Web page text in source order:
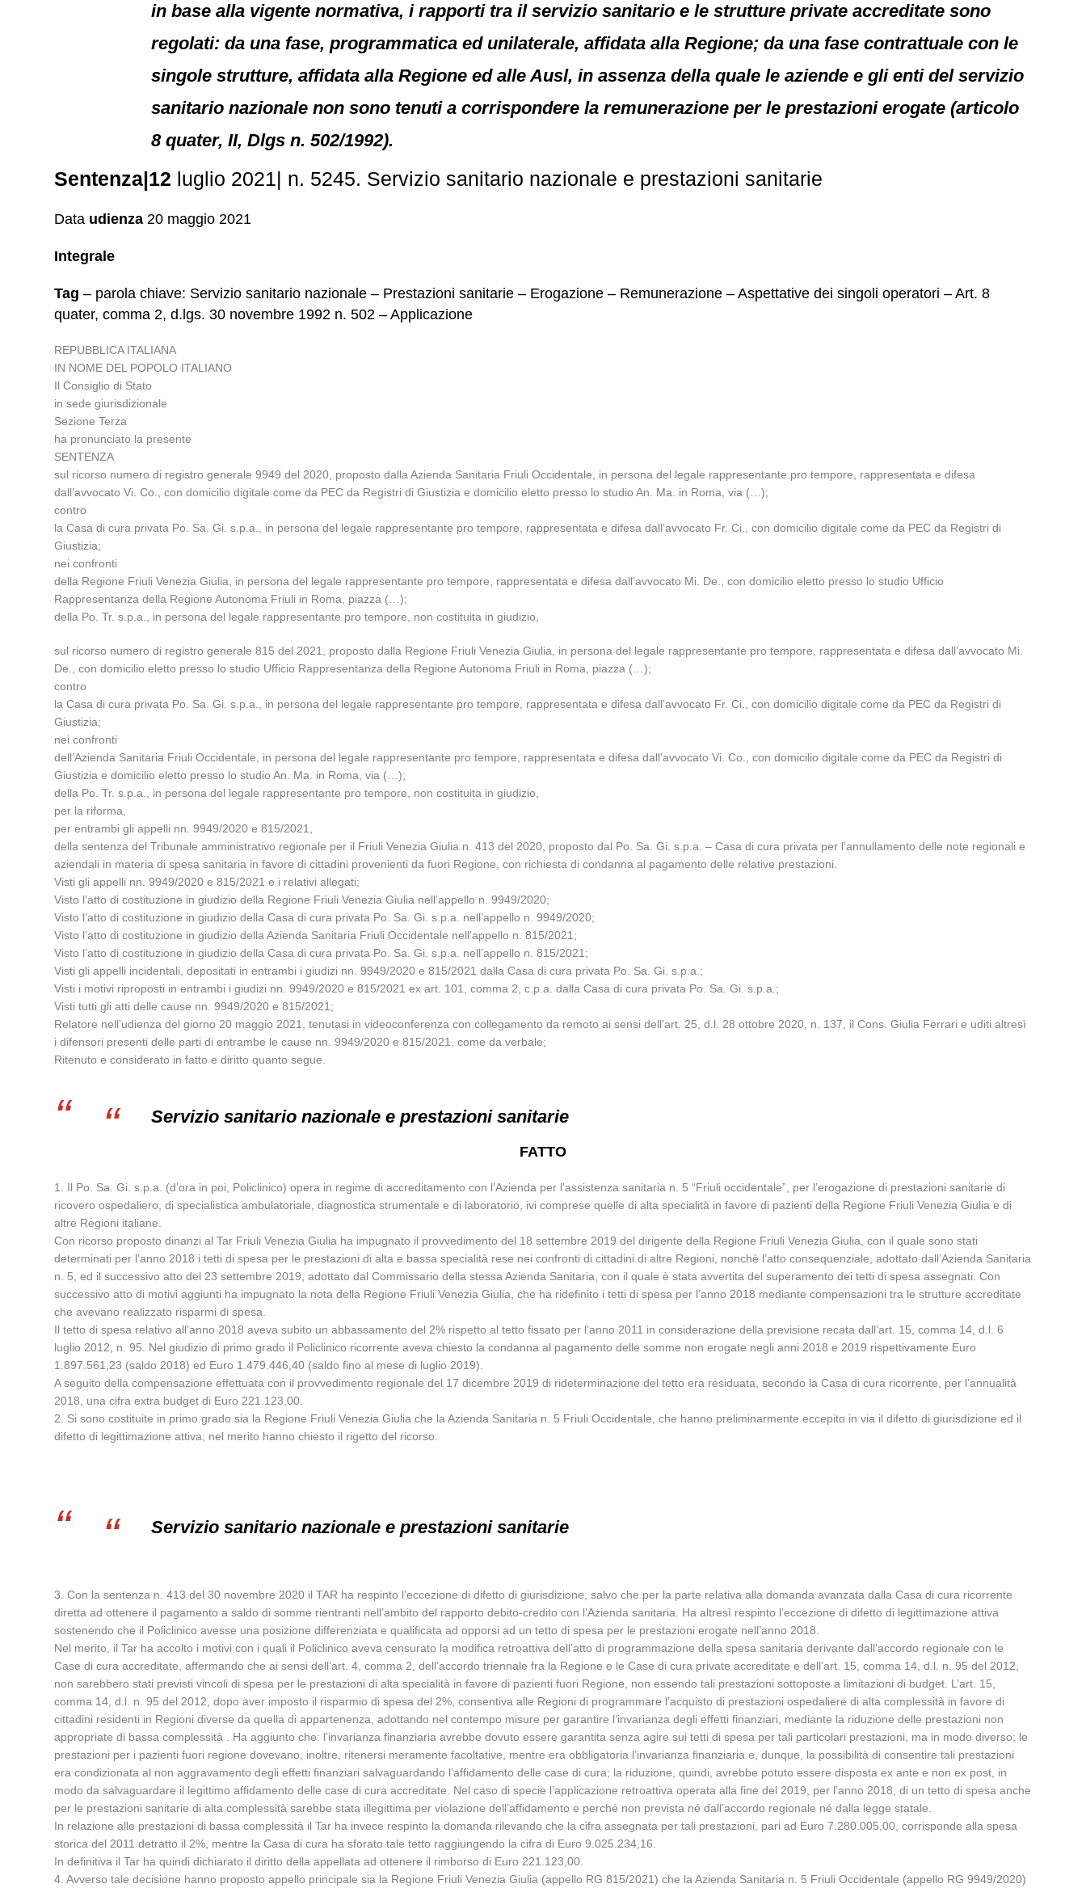
in base alla vigente normativa, i rapporti tra il servizio sanitario e le strutture private accreditate sono
regolati: da una fase, programmatica ed unilaterale, affidata alla Regione; da una fase contrattuale con le
singole strutture, affidata alla Regione ed alle Ausl, in assenza della quale le aziende e gli enti del servizio
sanitario nazionale non sono tenuti a corrispondere la remunerazione per le prestazioni erogate (articolo
8 quater, II, Dlgs n. 502/1992).
Sentenza|12 luglio 2021| n. 5245. Servizio sanitario nazionale e prestazioni sanitarie
Data udienza 20 maggio 2021
Integrale
Tag – parola chiave: Servizio sanitario nazionale – Prestazioni sanitarie – Erogazione – Remunerazione – Aspettative dei singoli operatori – Art. 8
quater, comma 2, d.lgs. 30 novembre 1992 n. 502 – Applicazione
REPUBBLICA ITALIANA
IN NOME DEL POPOLO ITALIANO
Il Consiglio di Stato
in sede giurisdizionale
Sezione Terza
ha pronunciato la presente
SENTENZA
sul ricorso numero di registro generale 9949 del 2020, proposto dalla Azienda Sanitaria Friuli Occidentale, in persona del legale rappresentante pro tempore, rappresentata e difesa
dall’avvocato Vi. Co., con domicilio digitale come da PEC da Registri di Giustizia e domicilio eletto presso lo studio An. Ma. in Roma, via (…);
contro
la Casa di cura privata Po. Sa. Gi. s.p.a., in persona del legale rappresentante pro tempore, rappresentata e difesa dall’avvocato Fr. Ci., con domicilio digitale come da PEC da Registri di
Giustizia;
nei confronti
della Regione Friuli Venezia Giulia, in persona del legale rappresentante pro tempore, rappresentata e difesa dall’avvocato Mi. De., con domicilio eletto presso lo studio Ufficio
Rappresentanza della Regione Autonoma Friuli in Roma, piazza (…);
della Po. Tr. s.p.a., in persona del legale rappresentante pro tempore, non costituita in giudizio,
sul ricorso numero di registro generale 815 del 2021, proposto dalla Regione Friuli Venezia Giulia, in persona del legale rappresentante pro tempore, rappresentata e difesa dall’avvocato Mi.
De., con domicilio eletto presso lo studio Ufficio Rappresentanza della Regione Autonoma Friuli in Roma, piazza (…);
contro
la Casa di cura privata Po. Sa. Gi. s.p.a., in persona del legale rappresentante pro tempore, rappresentata e difesa dall’avvocato Fr. Ci., con domicilio digitale come da PEC da Registri di
Giustizia;
nei confronti
dell’Azienda Sanitaria Friuli Occidentale, in persona del legale rappresentante pro tempore, rappresentata e difesa dall’avvocato Vi. Co., con domicilio digitale come da PEC da Registri di
Giustizia e domicilio eletto presso lo studio An. Ma. in Roma, via (…);
della Po. Tr. s.p.a., in persona del legale rappresentante pro tempore, non costituita in giudizio,
per la riforma,
per entrambi gli appelli nn. 9949/2020 e 815/2021,
della sentenza del Tribunale amministrativo regionale per il Friuli Venezia Giulia n. 413 del 2020, proposto dal Po. Sa. Gi. s.p.a. – Casa di cura privata per l’annullamento delle note regionali e
aziendali in materia di spesa sanitaria in favore di cittadini provenienti da fuori Regione, con richiesta di condanna al pagamento delle relative prestazioni.
Visti gli appelli nn. 9949/2020 e 815/2021 e i relativi allegati;
Visto l’atto di costituzione in giudizio della Regione Friuli Venezia Giulia nell’appello n. 9949/2020;
Visto l’atto di costituzione in giudizio della Casa di cura privata Po. Sa. Gi. s.p.a. nell’appello n. 9949/2020;
Visto l’atto di costituzione in giudizio della Azienda Sanitaria Friuli Occidentale nell’appello n. 815/2021;
Visto l’atto di costituzione in giudizio della Casa di cura privata Po. Sa. Gi. s.p.a. nell’appello n. 815/2021;
Visti gli appelli incidentali, depositati in entrambi i giudizi nn. 9949/2020 e 815/2021 dalla Casa di cura privata Po. Sa. Gi. s.p.a.;
Visti i motivi riproposti in entrambi i giudizi nn. 9949/2020 e 815/2021 ex art. 101, comma 2, c.p.a. dalla Casa di cura privata Po. Sa. Gi. s.p.a.;
Visti tutti gli atti delle cause nn. 9949/2020 e 815/2021;
Relatore nell’udienza del giorno 20 maggio 2021, tenutasi in videoconferenza con collegamento da remoto ai sensi dell’art. 25, d.l. 28 ottobre 2020, n. 137, il Cons. Giulia Ferrari e uditi altresì
i difensori presenti delle parti di entrambe le cause nn. 9949/2020 e 815/2021, come da verbale;
Ritenuto e considerato in fatto e diritto quanto segue.
Servizio sanitario nazionale e prestazioni sanitarie
FATTO
1. Il Po. Sa. Gi. s.p.a. (d’ora in poi, Policlinico) opera in regime di accreditamento con l’Azienda per l’assistenza sanitaria n. 5 “Friuli occidentale”, per l’erogazione di prestazioni sanitarie di
ricovero ospedaliero, di specialistica ambulatoriale, diagnostica strumentale e di laboratorio, ivi comprese quelle di alta specialità in favore di pazienti della Regione Friuli Venezia Giulia e di
altre Regioni italiane.
Con ricorso proposto dinanzi al Tar Friuli Venezia Giulia ha impugnato il provvedimento del 18 settembre 2019 del dirigente della Regione Friuli Venezia Giulia, con il quale sono stati
determinati per l’anno 2018 i tetti di spesa per le prestazioni di alta e bassa specialità rese nei confronti di cittadini di altre Regioni, nonchè l’atto consequenziale, adottato dall’Azienda Sanitaria
n. 5, ed il successivo atto del 23 settembre 2019, adottato dal Commissario della stessa Azienda Sanitaria, con il quale è stata avvertita del superamento dei tetti di spesa assegnati. Con
successivo atto di motivi aggiunti ha impugnato la nota della Regione Friuli Venezia Giulia, che ha ridefinito i tetti di spesa per l’anno 2018 mediante compensazioni tra le strutture accreditate
che avevano realizzato risparmi di spesa.
Il tetto di spesa relativo all’anno 2018 aveva subito un abbassamento del 2% rispetto al tetto fissato per l’anno 2011 in considerazione della previsione recata dall’art. 15, comma 14, d.l. 6
luglio 2012, n. 95. Nel giudizio di primo grado il Policlinico ricorrente aveva chiesto la condanna al pagamento delle somme non erogate negli anni 2018 e 2019 rispettivamente Euro
1.897.561,23 (saldo 2018) ed Euro 1.479.446,40 (saldo fino al mese di luglio 2019).
A seguito della compensazione effettuata con il provvedimento regionale del 17 dicembre 2019 di rideterminazione del tetto era residuata, secondo la Casa di cura ricorrente, per l’annualità
2018, una cifra extra budget di Euro 221.123,00.
2. Si sono costituite in primo grado sia la Regione Friuli Venezia Giulia che la Azienda Sanitaria n. 5 Friuli Occidentale, che hanno preliminarmente eccepito in via il difetto di giurisdizione ed il
difetto di legittimazione attiva; nel merito hanno chiesto il rigetto del ricorso.
Servizio sanitario nazionale e prestazioni sanitarie
3. Con la sentenza n. 413 del 30 novembre 2020 il TAR ha respinto l’eccezione di difetto di giurisdizione, salvo che per la parte relativa alla domanda avanzata dalla Casa di cura ricorrente
diretta ad ottenere il pagamento a saldo di somme rientranti nell’ambito del rapporto debito-credito con l’Azienda sanitaria. Ha altresì respinto l’eccezione di difetto di legittimazione attiva
sostenendo che il Policlinico avesse una posizione differenziata e qualificata ad opporsi ad un tetto di spesa per le prestazioni erogate nell’anno 2018.
Nel merito, il Tar ha accolto i motivi con i quali il Policlinico aveva censurato la modifica retroattiva dell’atto di programmazione della spesa sanitaria derivante dall’accordo regionale con le
Case di cura accreditate, affermando che ai sensi dell’art. 4, comma 2, dell’accordo triennale fra la Regione e le Case di cura private accreditate e dell’art. 15, comma 14, d.l. n. 95 del 2012,
non sarebbero stati previsti vincoli di spesa per le prestazioni di alta specialità in favore di pazienti fuori Regione, non essendo tali prestazioni sottoposte a limitazioni di budget. L’art. 15,
comma 14, d.l. n. 95 del 2012, dopo aver imposto il risparmio di spesa del 2%, consentiva alle Regioni di programmare l’acquisto di prestazioni ospedaliere di alta complessità in favore di
cittadini residenti in Regioni diverse da quella di appartenenza, adottando nel contempo misure per garantire l’invarianza degli effetti finanziari, mediante la riduzione delle prestazioni non
appropriate di bassa complessità . Ha aggiunto che: l’invarianza finanziaria avrebbe dovuto essere garantita senza agire sui tetti di spesa per tali particolari prestazioni, ma in modo diverso; le
prestazioni per i pazienti fuori regione dovevano, inoltre, ritenersi meramente facoltative, mentre era obbligatoria l’invarianza finanziaria e, dunque, la possibilità di consentire tali prestazioni
era condizionata al non aggravamento degli effetti finanziari salvaguardando l’affidamento delle case di cura; la riduzione, quindi, avrebbe potuto essere disposta ex ante e non ex post, in
modo da salvaguardare il legittimo affidamento delle case di cura accreditate. Nel caso di specie l’applicazione retroattiva operata alla fine del 2019, per l’anno 2018, di un tetto di spesa anche
per le prestazioni sanitarie di alta complessità sarebbe stata illegittima per violazione dell’affidamento e perché non prevista né dall’accordo regionale né dalla legge statale.
In relazione alle prestazioni di bassa complessità il Tar ha invece respinto la domanda rilevando che la cifra assegnata per tali prestazioni, pari ad Euro 7.280.005,00, corrisponde alla spesa
storica del 2011 detratto il 2%, mentre la Casa di cura ha sforato tale tetto raggiungendo la cifra di Euro 9.025.234,16.
In definitiva il Tar ha quindi dichiarato il diritto della appellata ad ottenere il rimborso di Euro 221.123,00.
4. Avverso tale decisione hanno proposto appello principale sia la Regione Friuli Venezia Giulia (appello RG 815/2021) che la Azienda Sanitaria n. 5 Friuli Occidentale (appello RG 9949/2020)